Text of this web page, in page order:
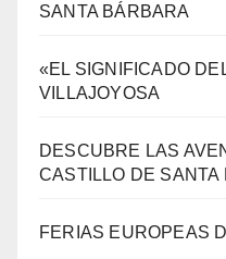
«EL SIGNIFICADO
DESCUBRE LAS
FERIAS EUROPEAS